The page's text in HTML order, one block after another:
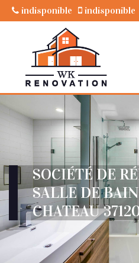
indisponible indisponible
SOCIÉTÉ DE
SALLE DE
CHATEAU